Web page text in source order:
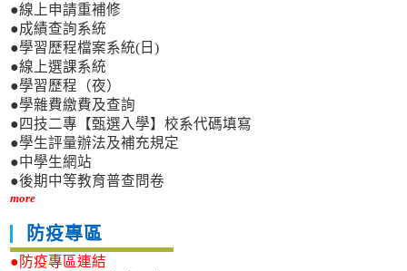
●線上申請重補修
●成績查詢系統
●學習歷程檔案系統(日)
●線上選課系統
●學習歷程（夜）
●學雜費繳費及查詢
●四技二專【甄選入學】校系代碼填寫
●學生評量辦法及補充規定
●中學生網站
●後期中等教育普查問卷
more
防疫專區
●防疫專區連結